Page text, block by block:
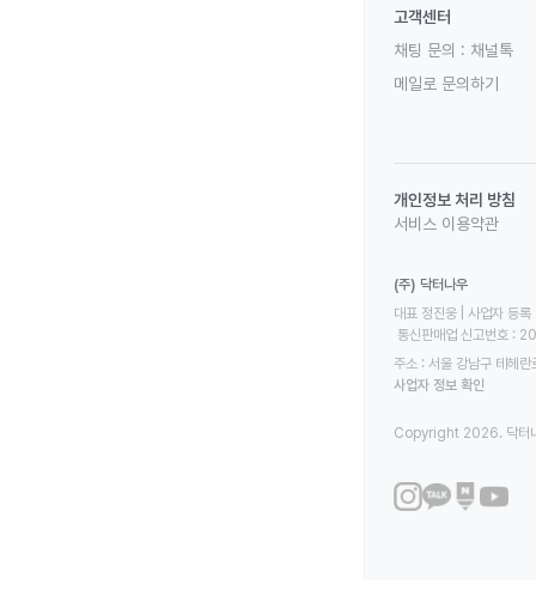
고객센터
채팅 문의 : 채널톡
메일로 문의하기
개인정보 처리 방침
서비스 이용약관
(주) 닥터나우
대표 정진웅 | 사업자
통신판매업 신고번호
주소 : 서울 강남구 테헤
사업자 정보 확인
Copyright 2026. 닥터